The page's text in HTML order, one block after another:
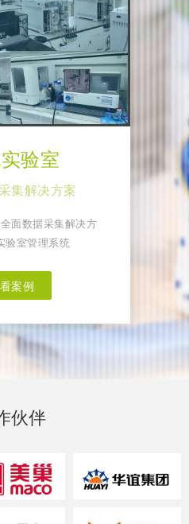
验室
集解决方案
面数据采集解决方
验室管理系统
案例
伙伴